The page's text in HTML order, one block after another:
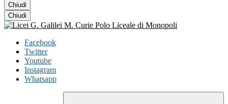
Chiudi
Chiudi
Facebook
Twitter
Youtube
Instagram
Whatsapp